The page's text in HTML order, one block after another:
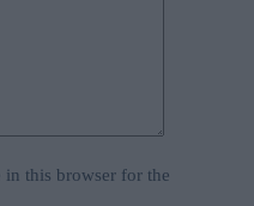
in this browser for the